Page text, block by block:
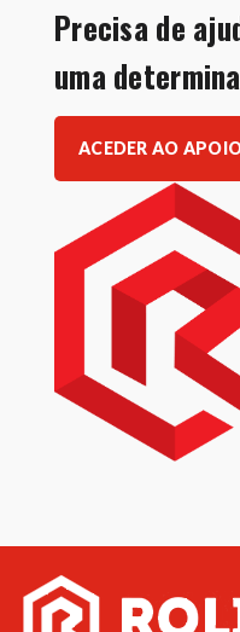
Precisa de
uma
ACEDER AO